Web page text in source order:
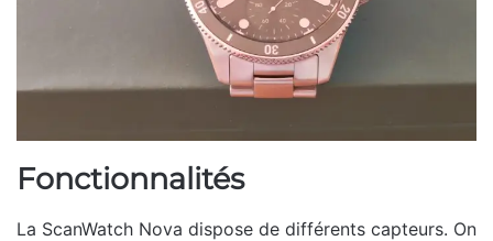
Fonctionnalités
La ScanWatch Nova dispose de différents capteurs. On